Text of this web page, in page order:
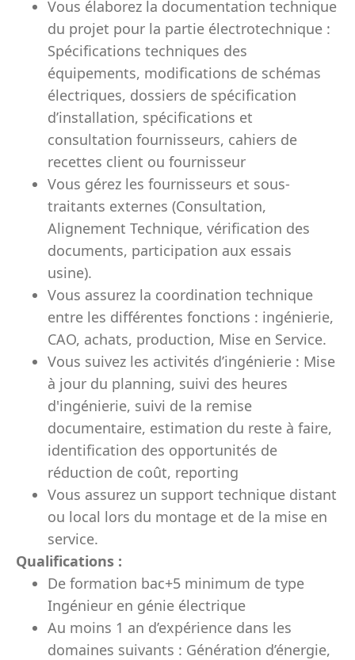
Vous élaborez la documentation technique
du projet pour la partie électrotechnique :
Spécifications techniques des
équipements, modifications de schémas
électriques, dossiers de spécification
d’installation, spécifications et
consultation fournisseurs, cahiers de
recettes client ou fournisseur
Vous gérez les fournisseurs et sous-
traitants externes (Consultation,
Alignement Technique, vérification des
documents, participation aux essais
usine).
Vous assurez la coordination technique
entre les différentes fonctions : ingénierie,
CAO, achats, production, Mise en Service.
Vous suivez les activités d’ingénierie : Mise
à jour du planning, suivi des heures
d'ingénierie, suivi de la remise
documentaire, estimation du reste à faire,
identification des opportunités de
réduction de coût, reporting
Vous assurez un support technique distant
ou local lors du montage et de la mise en
service.
Qualifications :
De formation bac+5 minimum de type
Ingénieur en génie électrique
Au moins 1 an d’expérience dans les
domaines suivants : Génération d’énergie,